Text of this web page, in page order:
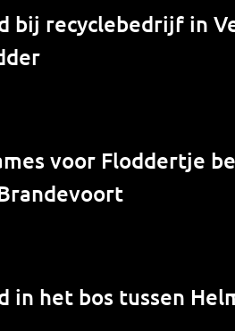
bij recyclebedrijf in
voor Floddertje
in het bos tussen